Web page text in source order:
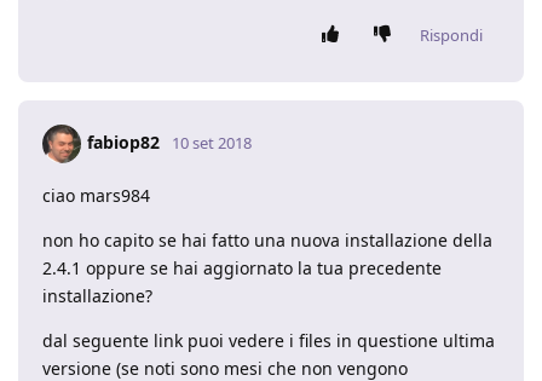
Rispondi
fabiop82 10 set 2018
ciao mars984
non ho capito se hai fatto una nuova installazione della
2.4.1 oppure se hai aggiornato la tua precedente
installazione?
dal seguente link puoi vedere i files in questione ultima
versione (se noti sono mesi che non vengono